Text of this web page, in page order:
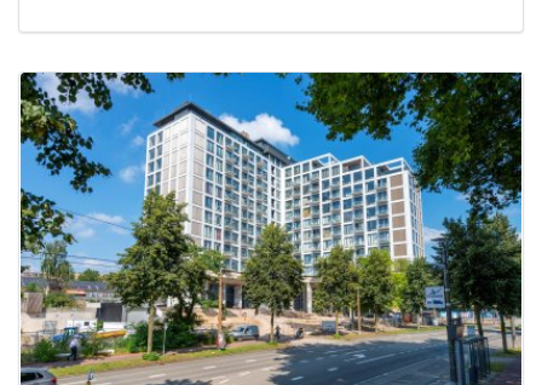
Deze woning
waarschijnlijk
al verhuurd
Om kans te
maken moet je
binnen 15
minuten
reageren.
Stekkies helpt
je hierbij!